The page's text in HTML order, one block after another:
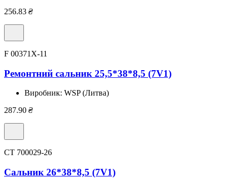
256.83 ₴
F 00371X-11
Ремонтний сальник 25,5*38*8,5 (7V1)
Виробник: WSP (Литва)
287.90 ₴
CT 700029-26
Сальник 26*38*8,5 (7V1)